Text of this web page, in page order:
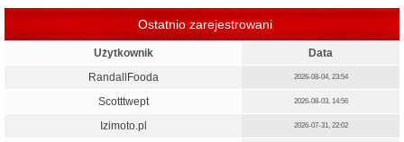
Ostatnio zarejestrowani
Użytkownik
Data
RandallFooda
2026-08-04, 23:54
Scotttwept 2026-08-03, 14:56
Izimoto.pl 2026-07-31, 22:02